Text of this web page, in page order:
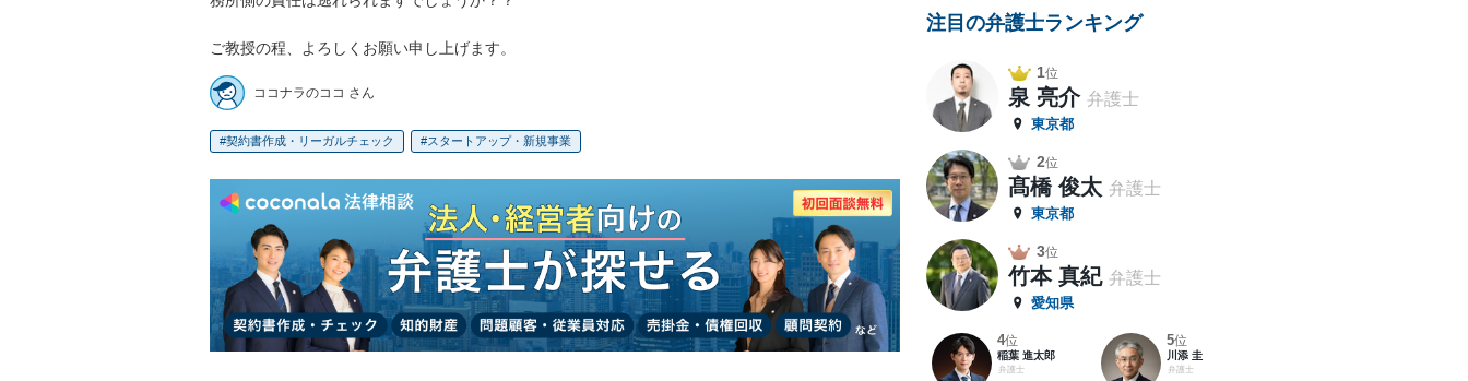
ご教授の程、よろしくお願い申し上げます。
ココナラのココ さん
契約書作成・リーガルチェック スタートアップ・新規事業
注目の弁護士ランキング
1位
泉 亮介 弁護士
東京都
2位
髙橋 俊太 弁護士
東京都
3位
竹本 真紀 弁護士
愛知県
4位
稲葉 進太郎
弁護士
5位
川添 圭
弁護士